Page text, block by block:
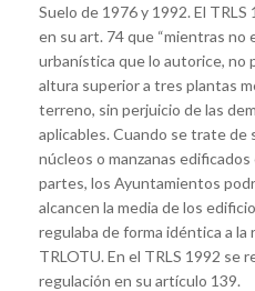
Suelo de 1976 y 1992. El
en su art. 74 que “mientras no
urbanística que lo autorice, no
altura superior a tres plantas
terreno, sin perjuicio de las
aplicables. Cuando se trate de
núcleos o manzanas
partes, los Ayuntamientos
alcancen la media de los
regulaba de forma idéntica a
TRLOTU. En el TRLS 1992 se
regulación en su artículo 139.